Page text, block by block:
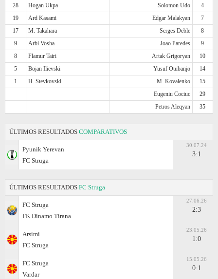
28
Hogan Ukpa Solomon Udo
4
19
Ard Kasami Edgar Malakyan
7
17
M. Takahara Serges Deble
8
9
Arbi Vosha Joao Paredes
9
8
Flamur Tairi Artak Grigoryan
10
5
Bojan Ilievski Yusuf Otubanjo
14
1
H. Stevkovski M. Kovalenko
15
Eugeniu Cociuc
29
Petros Aleqyan
35
ÚLTIMOS RESULTADOS COMPARATIVOS
Pyunik Yerevan
FC Struga
30.07.24
3:1
ÚLTIMOS RESULTADOS FC Struga
FC Struga
FK Dinamo Tirana
27.06.26
2:3
Arsimi
FC Struga
23.05.26
1:0
FC Struga
Vardar
15.05.26
0:1